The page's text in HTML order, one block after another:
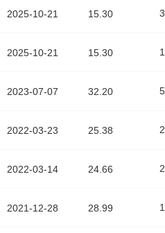
2025-10-21
2025-10-21
2023-07-07
2022-03-23
2022-03-14
2021-12-28
15.30
15.30
32.20
25.38
24.66
28.99